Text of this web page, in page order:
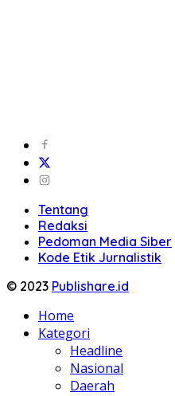
Tentang
Redaksi
Pedoman Media Siber
Kode Etik Jurnalistik
© 2023 Publishare.id
Home
Kategori
Headline
Nasional
Daerah